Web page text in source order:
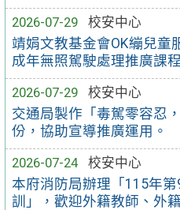
2026-07-29
校安中心
靖娟文教基金會OK繃兒童
成年無照駕駛處理推廣課
2026-07-29
校安中心
交通局製作「毒駕零容忍
份，協助宣導推廣運用。
2026-07-24
校安中心
本府消防局辦理「115年
訓」，歡迎外籍教師、外